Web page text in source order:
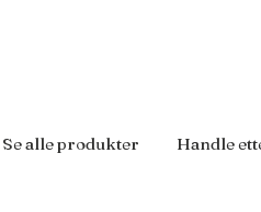
Se alle produkter Handle